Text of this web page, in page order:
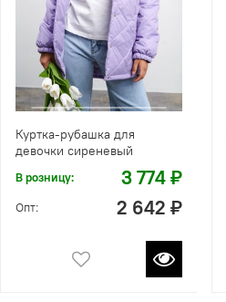
Куртка-рубашка для
девочки сиреневый
В розницу: 3 774 ₽
Опт: 2 642 ₽